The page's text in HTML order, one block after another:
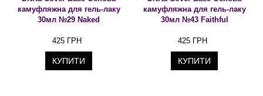
камуфляжна для гель-лаку
30мл №29 Naked
425 ГРН
КУПИТИ
камуфляжна для гель-лаку
30мл №43 Faithful
425 ГРН
КУПИТИ